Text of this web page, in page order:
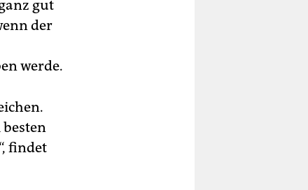
gut
der
werde.
findet